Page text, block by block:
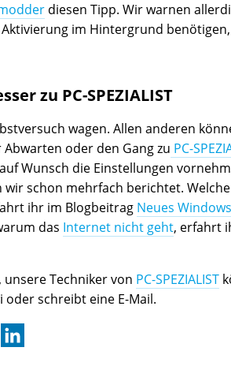
diesen Tipp. Wir warnen
im Hintergrund
zu PC-SPEZIALIST
wagen. Allen anderen
oder den Gang zu PC-
Wunsch die Einstellungen
schon mehrfach berichtet. Welche
ihr im Blogbeitrag Neues
das Internet nicht geht, erfahrt
Techniker von PC-SPEZIALIST
schreibt eine E-Mail.